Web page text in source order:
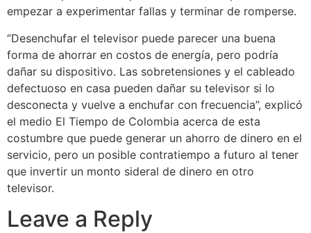
empezar a experimentar fallas y terminar de romperse.
“Desenchufar el televisor puede parecer una buena
forma de ahorrar en costos de energía, pero podría
dañar su dispositivo. Las sobretensiones y el cableado
defectuoso en casa pueden dañar su televisor si lo
desconecta y vuelve a enchufar con frecuencia”, explicó
el medio El Tiempo de Colombia acerca de esta
costumbre que puede generar un ahorro de dinero en el
servicio, pero un posible contratiempo a futuro al tener
que invertir un monto sideral de dinero en otro
televisor.
Leave a Reply